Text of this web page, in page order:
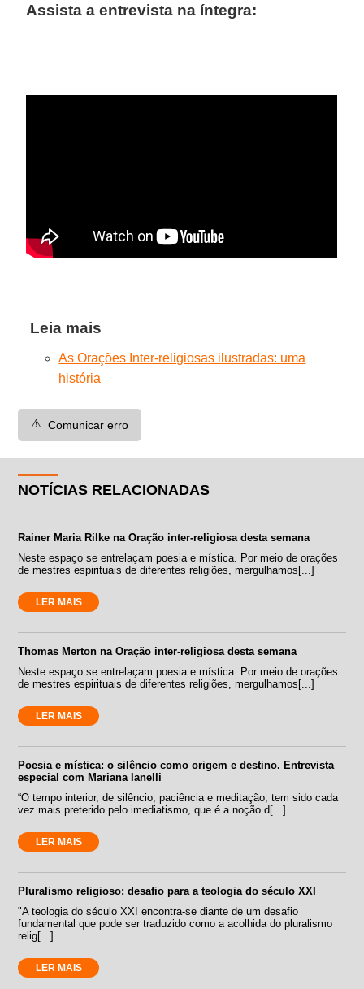
Assista a entrevista na íntegra:
Leia mais
As Orações Inter-religiosas ilustradas: uma
história
⚠️ Comunicar erro
NOTÍCIAS RELACIONADAS
Rainer Maria Rilke na Oração inter-religiosa desta semana
Neste espaço se entrelaçam poesia e mística. Por meio de orações
de mestres espirituais de diferentes religiões, mergulhamos[...]
LER MAIS
Thomas Merton na Oração inter-religiosa desta semana
Neste espaço se entrelaçam poesia e mística. Por meio de orações
de mestres espirituais de diferentes religiões, mergulhamos[...]
LER MAIS
Poesia e mística: o silêncio como origem e destino. Entrevista
especial com Mariana Ianelli
“O tempo interior, de silêncio, paciência e meditação, tem sido cada
vez mais preterido pelo imediatismo, que é a noção d[...]
LER MAIS
Pluralismo religioso: desafio para a teologia do século XXI
"A teologia do século XXI encontra-se diante de um desafio
fundamental que pode ser traduzido como a acolhida do pluralismo
relig[...]
LER MAIS